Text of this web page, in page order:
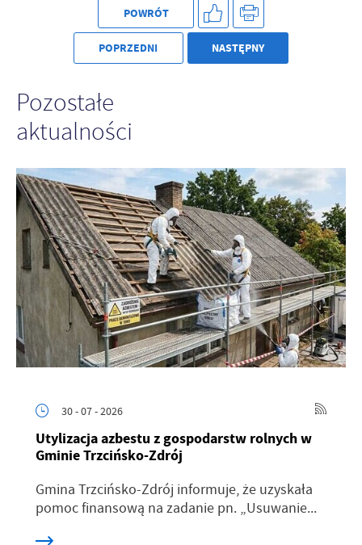
POWRÓT
POPRZEDNI NASTĘPNY
Pozostałe
aktualności
30 - 07 - 2026
Utylizacja azbestu z gospodarstw rolnych w
Gminie Trzcińsko-Zdrój
Gmina Trzcińsko-Zdrój informuje, że uzyskała
pomoc finansową na zadanie pn. „Usuwanie...